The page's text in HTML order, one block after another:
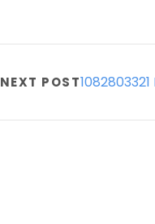
NEXT POST1082803321